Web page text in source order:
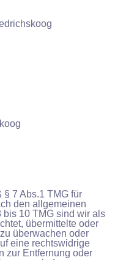
7 Abs.1 TMG für
den allgemeinen
bis 10 TMG sind wir als
übermittelte oder
überwachen oder
eine rechtswidrige
zur Entfernung oder